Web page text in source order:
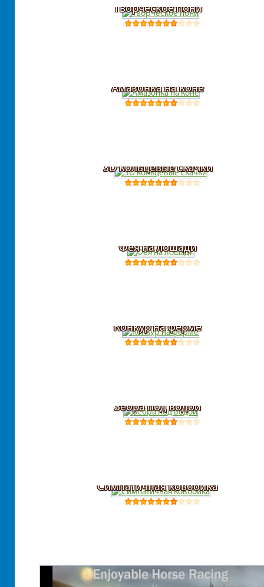
Творческое пони
Амазонка на коне
3D кольцевые скачки
Фея на лошади
Конкур на ферме
Зебра под водой
Симпатичная ковбойка